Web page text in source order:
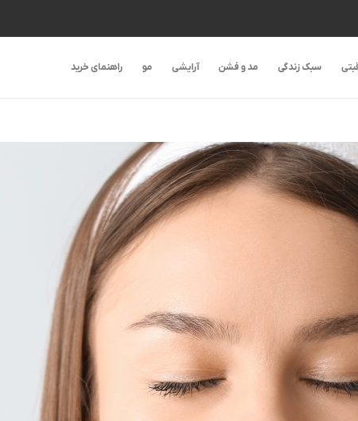
سبک زندگی مد و فشن آرایشی مو راهنمای خرید